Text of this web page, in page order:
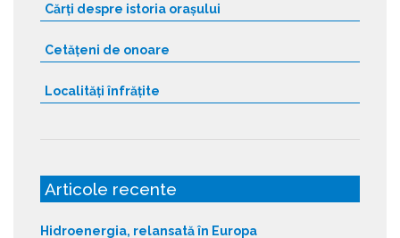
Cărți despre istoria orașului
Cetățeni de onoare
Localități înfrățite
Articole recente
Hidroenergia, relansată în Europa